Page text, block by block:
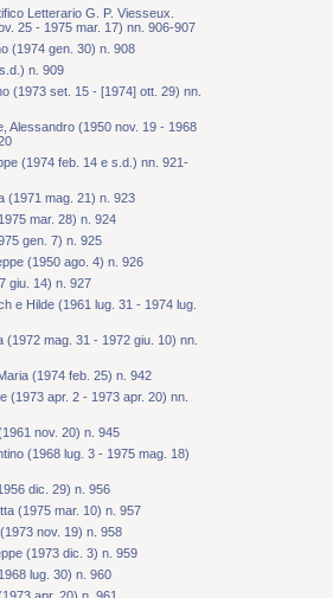
Letterario G. P. Viesseux.
25 - 1975 mar. 17) nn. 906-907
(1974 gen. 30) n. 908
n. 909
(1973 set. 15 - [1974] ott. 29) nn.
Alessandro (1950 nov. 19 - 1968
(1974 feb. 14 e s.d.) nn. 921-
(1971 mag. 21) n. 923
mar. 28) n. 924
gen. 7) n. 925
(1950 ago. 4) n. 926
giu. 14) n. 927
e Hilde (1961 lug. 31 - 1974 lug.
(1972 mag. 31 - 1972 giu. 10) nn.
(1974 feb. 25) n. 942
(1973 apr. 2 - 1973 apr. 20) nn.
nov. 20) n. 945
(1968 lug. 3 - 1975 mag. 18)
dic. 29) n. 956
(1975 mar. 10) n. 957
nov. 19) n. 958
(1973 dic. 3) n. 959
lug. 30) n. 960
apr. 20) n. 961